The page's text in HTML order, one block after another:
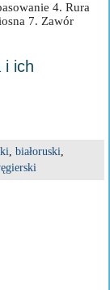
4. Rura
7. Zawór
i ich
, białoruski,